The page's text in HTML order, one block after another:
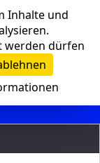
Inhalte und
werden dürfen